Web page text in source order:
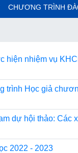
CHƯƠNG TRÌNH
hiện nhiệm vụ
trình Học giả
dự hội thảo:
2022 - 2023